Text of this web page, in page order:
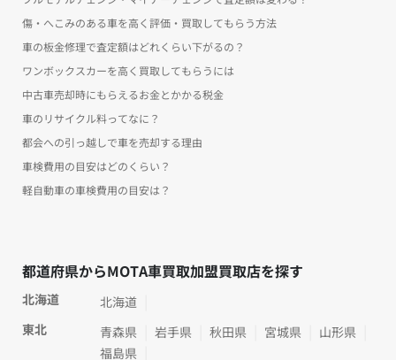
傷・へこみのある車を高く評価・買取してもらう方法
車の板金修理で査定額はどれくらい下がるの？
ワンボックスカーを高く買取してもらうには
中古車売却時にもらえるお金とかかる税金
車のリサイクル料ってなに？
都会への引っ越しで車を売却する理由
車検費用の目安はどのくらい？
軽自動車の車検費用の目安は？
都道府県からMOTA車買取加盟買取店を探す
北海道
北海道
東北
青森県 岩手県 秋田県 宮城県
山形県
福島県